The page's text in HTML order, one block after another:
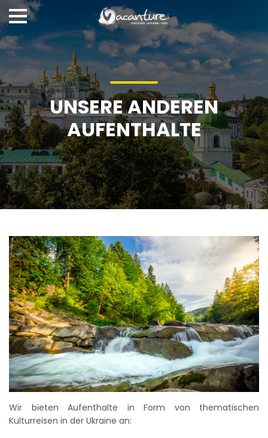
UNSERE ANDEREN
AUFENTHALTE
Wir bieten Aufenthalte in Form von thematischen
Kulturreisen in der Ukraine an: